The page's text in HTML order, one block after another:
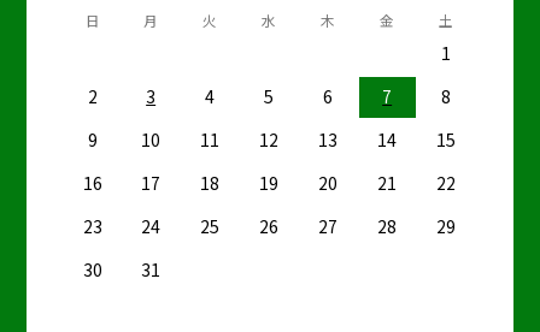
日 月 火 水 木 金 土
1
2
3 4 5 6 7
8
9
10 11 12 13 14
15
16
17 18 19 20 21
22
23
24 25 26 27 28
29
30
31